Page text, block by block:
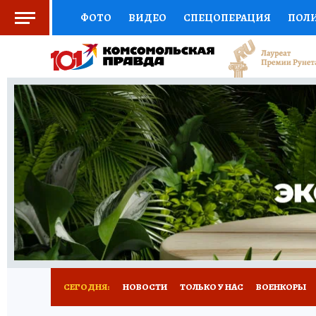
ФОТО ВИДЕО СПЕЦОПЕРАЦИЯ
СОЦПОДДЕРЖКА НАУКА СПОРТ
ВЫБОР ЭКСПЕРТОВ ДОКТОР
КНИЖНАЯ ПОЛКА ПРОГНОЗЫ НА СПОРТ
ПРЕСС-ЦЕНТР НЕДВИЖИМОСТЬ
РАДИО КП РЕКЛАМА ТЕСТЫ НОВОЕ
СЕГОДНЯ: НОВОСТИ ТОЛЬКО У НАС ВОЕНКОРЫ